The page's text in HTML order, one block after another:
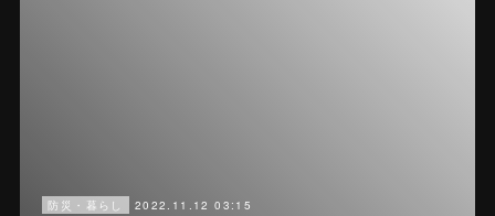
防災・暮らし 2022.11.12 03:15